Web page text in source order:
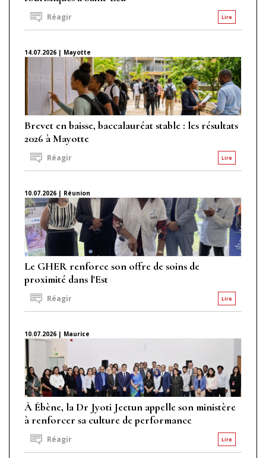
Lire
Réagir
14.07.2026 | Mayotte
Brevet en baisse, baccalauréat stable : les résultats
2026 à Mayotte
Lire
Réagir
10.07.2026 | Réunion
Le GHER renforce son offre de soins de
proximité dans l'Est
Lire
Réagir
10.07.2026 | Maurice
À Ébène, la Dr Jyoti Jeetun appelle son ministère
à renforcer sa culture de performance
Lire
Réagir